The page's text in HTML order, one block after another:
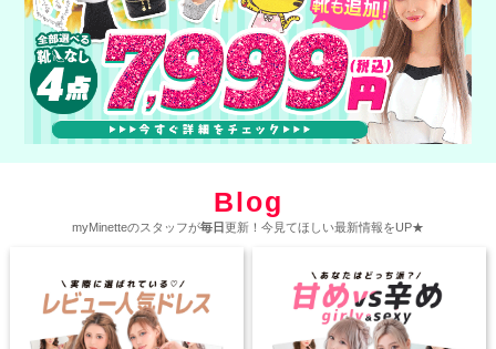
Blog
myMinetteのスタッフが毎日更新！今見てほしい最新情報をUP★